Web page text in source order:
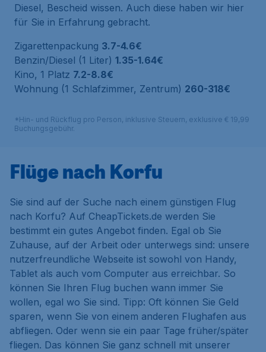
Diesel, Bescheid wissen. Auch diese haben wir hier
für Sie in Erfahrung gebracht.
Zigarettenpackung 3.7-4.6€
Benzin/Diesel (1 Liter) 1.35-1.64€
Kino, 1 Platz 7.2-8.8€
Wohnung (1 Schlafzimmer, Zentrum) 260-318€
*Hin- und Rückflug pro Person, inklusive Steuern, exklusive € 19,99
Buchungsgebühr.
Flüge nach Korfu
Sie sind auf der Suche nach einem günstigen Flug
nach Korfu? Auf CheapTickets.de werden Sie
bestimmt ein gutes Angebot finden. Egal ob Sie
Zuhause, auf der Arbeit oder unterwegs sind: unsere
nutzerfreundliche Webseite ist sowohl von Handy,
Tablet als auch vom Computer aus erreichbar. So
können Sie Ihren Flug buchen wann immer Sie
wollen, egal wo Sie sind. Tipp: Oft können Sie Geld
sparen, wenn Sie von einem anderen Flughafen aus
abfliegen. Oder wenn sie ein paar Tage früher/später
fliegen. Das können Sie ganz schnell mit unserer